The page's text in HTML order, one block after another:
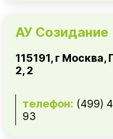
АУ Созидание
115191, г
2, 2
телефон: (499)
93